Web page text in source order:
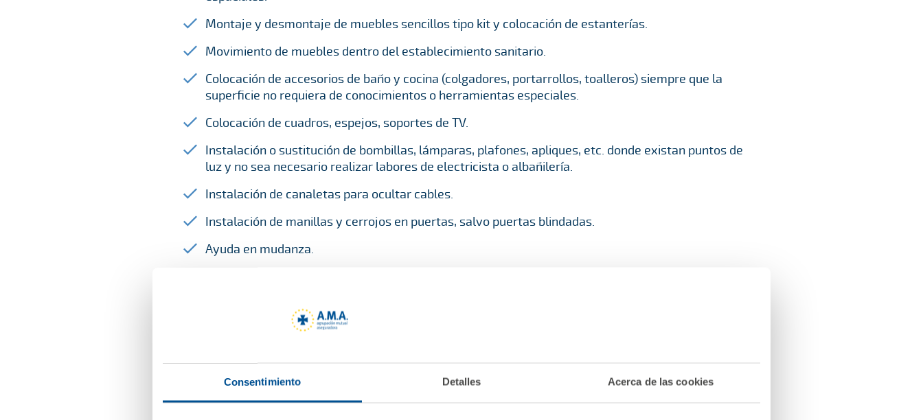
Consentimiento Detalles Acerca de las cookies
Montaje y desmontaje de muebles sencillos tipo kit y colocación de estanterías.
Movimiento de muebles dentro del establecimiento sanitario.
Colocación de accesorios de baño y cocina (colgadores, portarrollos, toalleros) siempre que la
superficie no requiera de conocimientos o herramientas especiales.
Colocación de cuadros, espejos, soportes de TV.
Instalación o sustitución de bombillas, lámparas, plafones, apliques, etc. donde existan puntos de
luz y no sea necesario realizar labores de electricista o albañilería.
Instalación de canaletas para ocultar cables.
Instalación de manillas y cerrojos en puertas, salvo puertas blindadas.
Ayuda en mudanza.
no hay que manipular cableado ni realizar labores de electricista o albañilería.
Cambio y ajuste de grifería.
Encolar sillas y mesas.